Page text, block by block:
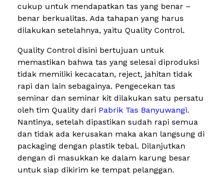
cukup untuk mendapatkan tas yang benar –
benar berkualitas. Ada tahapan yang harus
dilakukan setelahnya, yaitu Quality Control.
Quality Control disini bertujuan untuk
memastikan bahwa tas yang selesai diproduksi
tidak memiliki kecacatan, reject, jahitan tidak
rapi dan lain sebagainya. Pengecekan tas
seminar dan seminar kit dilakukan satu persatu
oleh tim Quality dari Pabrik Tas Banyuwangi.
Nantinya, setelah dipastikan sudah rapi semua
dan tidak ada kerusakan maka akan langsung di
packaging dengan plastik tebal. Dilanjutkan
dengan di masukkan ke dalam karung besar
untuk siap dikirim ke tempat pelanggan.